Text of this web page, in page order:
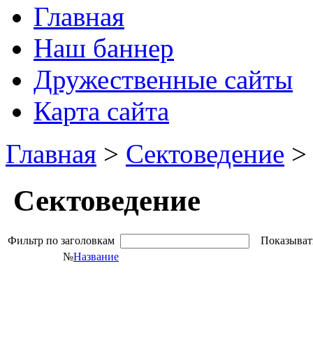
Главная
Наш баннер
Дружественные сайты
Карта сайта
Главная > Сектоведение >
Сектоведение
Фильтр по заголовкам
№Название